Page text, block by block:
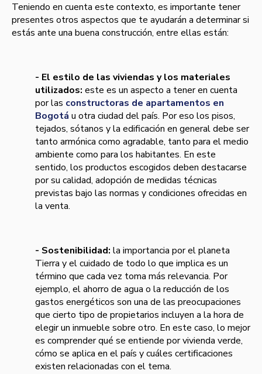
Teniendo en cuenta este contexto, es importante tener
presentes otros aspectos que te ayudarán a determinar si
estás ante una buena construcción, entre ellas están:
- El estilo de las viviendas y los materiales
utilizados: este es un aspecto a tener en cuenta
por las constructoras de apartamentos en
Bogotá u otra ciudad del país. Por eso los pisos,
tejados, sótanos y la edificación en general debe ser
tanto armónica como agradable, tanto para el medio
ambiente como para los habitantes. En este
sentido, los productos escogidos deben destacarse
por su calidad, adopción de medidas técnicas
previstas bajo las normas y condiciones ofrecidas en
la venta.
- Sostenibilidad: la importancia por el planeta
Tierra y el cuidado de todo lo que implica es un
término que cada vez toma más relevancia. Por
ejemplo, el ahorro de agua o la reducción de los
gastos energéticos son una de las preocupaciones
que cierto tipo de propietarios incluyen a la hora de
elegir un inmueble sobre otro. En este caso, lo mejor
es comprender qué se entiende por vivienda verde,
cómo se aplica en el país y cuáles certificaciones
existen relacionadas con el tema.